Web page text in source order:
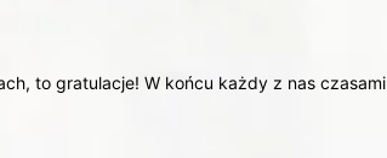
to gratulacje! W końcu każdy z nas czasami